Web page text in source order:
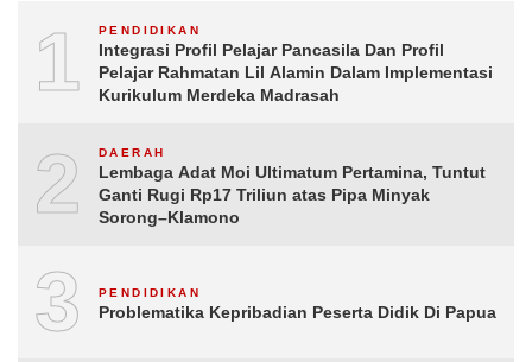
1 PENDIDIKAN
Integrasi Profil Pelajar Pancasila Dan Profil
Pelajar Rahmatan Lil Alamin Dalam Implementasi
Kurikulum Merdeka Madrasah
2 DAERAH
Lembaga Adat Moi Ultimatum Pertamina, Tuntut
Ganti Rugi Rp17 Triliun atas Pipa Minyak
Sorong–Klamono
3 PENDIDIKAN
Problematika Kepribadian Peserta Didik Di Papua